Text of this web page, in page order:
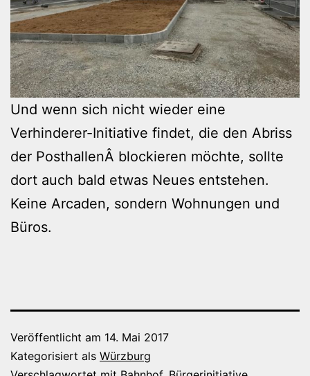
Und wenn sich nicht wieder eine
Verhinderer-Initiative findet, die den Abriss
der PosthallenÂ blockieren möchte, sollte
dort auch bald etwas Neues entstehen.
Keine Arcaden, sondern Wohnungen und
Büros.
Veröffentlicht am 14. Mai 2017
Kategorisiert als Würzburg